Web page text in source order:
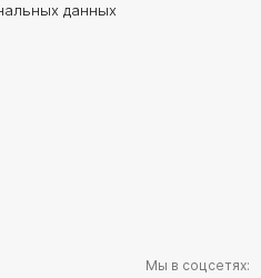
данных
Мы в соцсетях: